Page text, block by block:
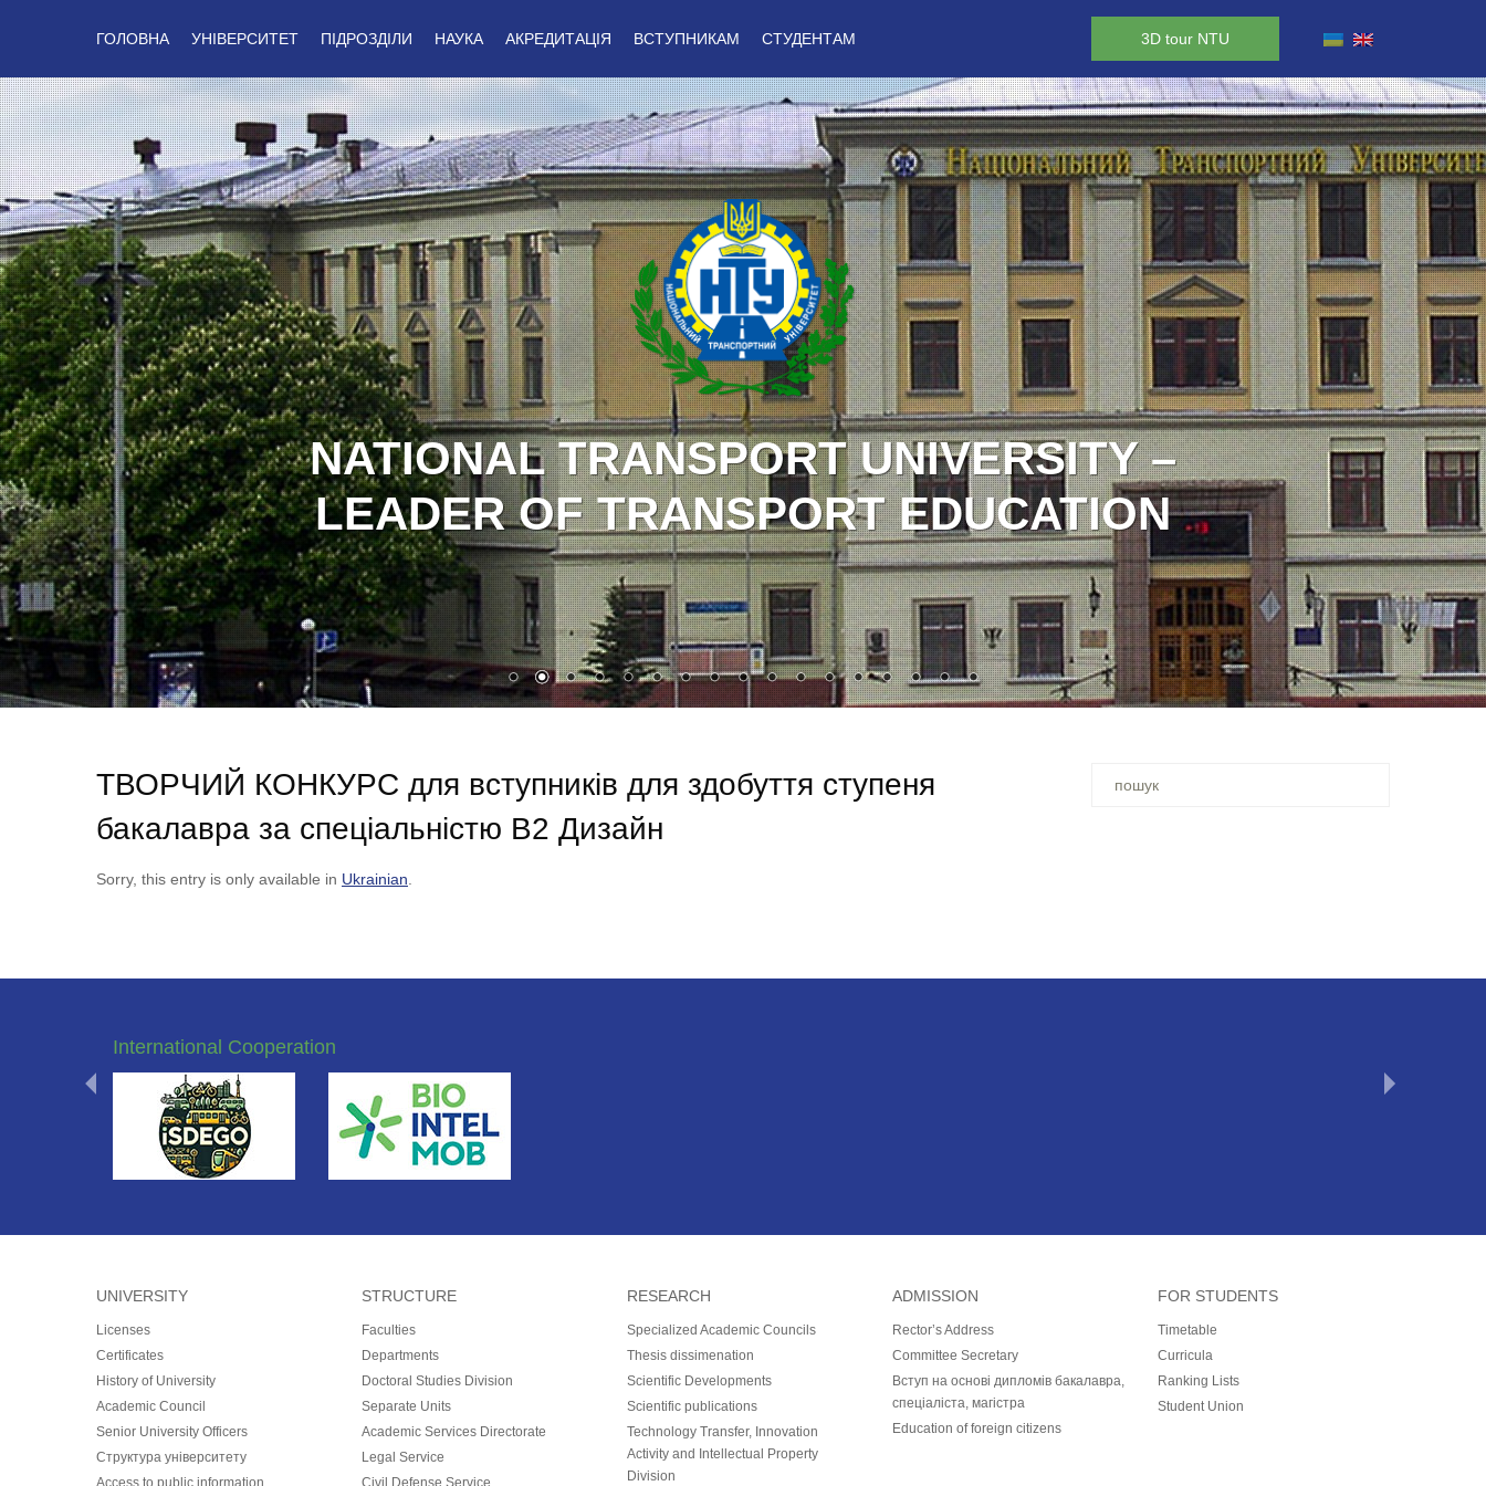
ГОЛОВНА УНІВЕРСИТЕТ ПІДРОЗДІЛИ НАУКА АКРЕДИТАЦІЯ ВСТУПНИКАМ СТУДЕНТАМ 3D tour NTU
GLORY TO UKRAINE! GLORY TO
HEROES!
ТВОРЧИЙ КОНКУРС для вступників для здобуття ступеня
бакалавра за спеціальністю В2 Дизайн
Sorry, this entry is only available in Ukrainian
шукали
International Cooperation
UNIVERSITY
Licenses
Certificates
History of University
Academic Council
Senior University Officers
Структура університету
Access to public information
STRUCTURE
Faculties
Departments
Doctoral Studies Division
Separate Units
Academic Services Directorate
Legal Service
Civil Defense Service
RESEARCH
Specialized Academic Councils
Thesis dissimenation
Scientific Developments
Scientific publications
Technology Transfer, Innovation
Activity and Intellectual Property
Division
ADMISSION
Rector’s Address
Committee Secretary
Вступ на основі дипломів бакалавра,
спеціаліста, магістра
Education of foreign citizens
FOR STUDENTS
Timetable
Curricula
Ranking Lists
Student Union